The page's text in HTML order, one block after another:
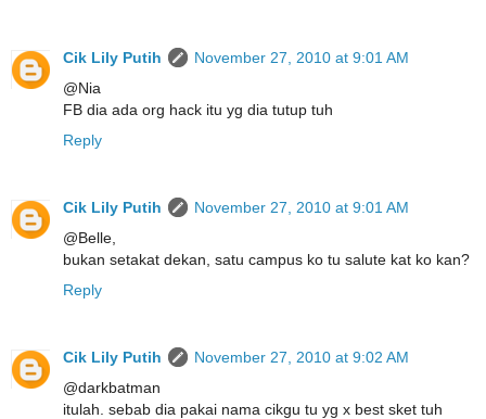
Cik Lily Putih
November 27, 2010 at 9:01 AM
@Nia
FB dia ada org hack itu yg dia tutup tuh
Reply
Cik Lily Putih
November 27, 2010 at 9:01 AM
@Belle,
bukan setakat dekan, satu campus ko tu salute kat ko kan?
Reply
Cik Lily Putih
November 27, 2010 at 9:02 AM
@darkbatman
itulah. sebab dia pakai nama cikgu tu yg x best sket tuh